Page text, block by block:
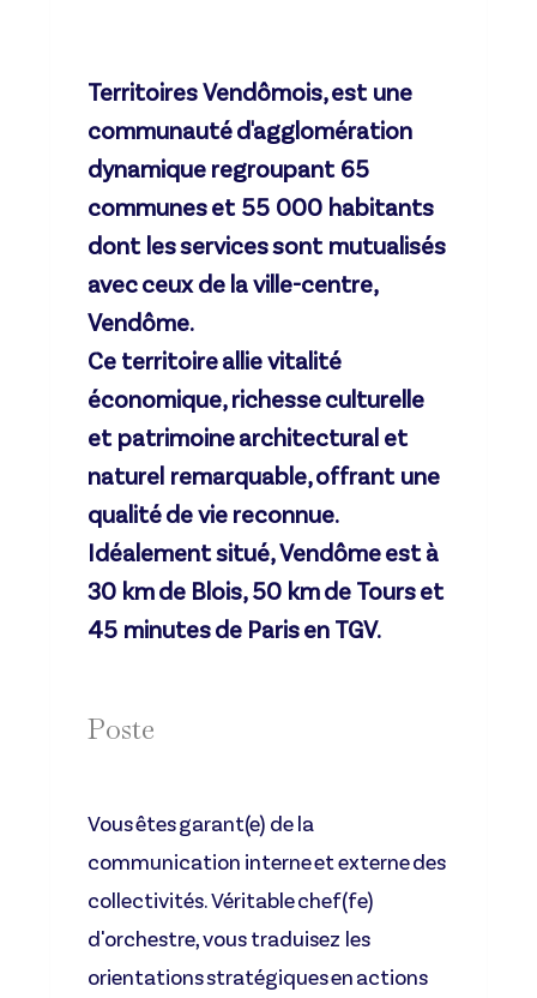
Territoires Vendômois, est une
communauté d'agglomération
dynamique regroupant 65
communes et 55 000 habitants
dont les services sont mutualisés
avec ceux de la ville-centre,
Vendôme.
Ce territoire allie vitalité
économique, richesse culturelle
et patrimoine architectural et
naturel remarquable, offrant une
qualité de vie reconnue.
Idéalement situé, Vendôme est à
30 km de Blois, 50 km de Tours et
45 minutes de Paris en TGV.
Poste
Vous êtes garant(e) de la
communication interne et externe des
collectivités. Véritable chef(fe)
d'orchestre, vous traduisez les
orientations stratégiques en actions